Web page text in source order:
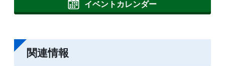
イベントカレンダー
関連情報